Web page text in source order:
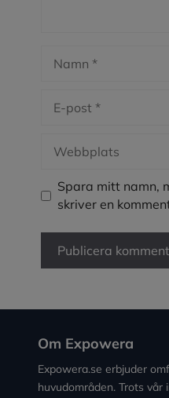
post
Spara mitt namn,
skriver en
Om Expowera
Expowera.se erbjuder
huvudområden. Trots